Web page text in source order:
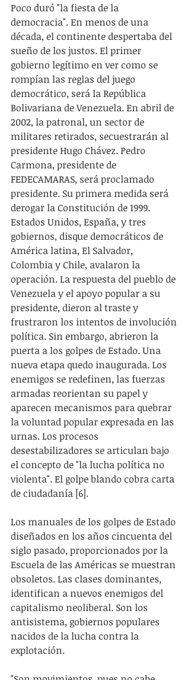
Poco duró "la fiesta de la
democracia". En menos de una
década, el continente despertaba del
sueño de los justos. El primer
gobierno legítimo en ver como se
rompían las reglas del juego
democrático, será la República
Bolivariana de Venezuela. En abril de
2002, la patronal, un sector de
militares retirados, secuestrarán al
presidente Hugo Chávez. Pedro
Carmona, presidente de
FEDECAMARAS, será proclamado
presidente. Su primera medida será
derogar la Constitución de 1999.
Estados Unidos, España, y tres
gobiernos, disque democráticos de
América latina, El Salvador,
Colombia y Chile, avalaron la
operación. La respuesta del pueblo de
Venezuela y el apoyo popular a su
presidente, dieron al traste y
frustraron los intentos de involución
política. Sin embargo, abrieron la
puerta a los golpes de Estado. Una
nueva etapa quedo inaugurada. Los
enemigos se redefinen, las fuerzas
armadas reorientan su papel y
aparecen mecanismos para quebrar
la voluntad popular expresada en las
urnas. Los procesos
desestabilizadores se articulan bajo
el concepto de "la lucha política no
violenta". El golpe blando cobra carta
de ciudadanía [6].
Los manuales de los golpes de Estado
diseñados en los años cincuenta del
siglo pasado, proporcionados por la
Escuela de las Américas se muestran
obsoletos. Las clases dominantes,
identifican a nuevos enemigos del
capitalismo neoliberal. Son los
antisistema, gobiernos populares
nacidos de la lucha contra la
explotación.